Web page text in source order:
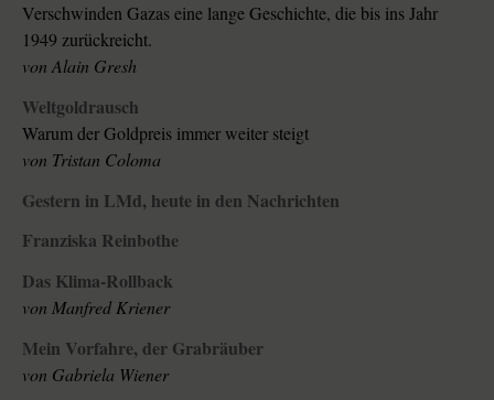
Verschwinden Gazas eine lange Geschichte, die bis ins Jahr
1949 zurückreicht.
von Alain Gresh
Weltgoldrausch
Warum der Goldpreis immer weiter steigt
von Tristan Coloma
Gestern in LMd, heute in den Nachrichten
Franziska Reinbothe
Das Klima-Rollback
von Manfred Kriener
Mein Vorfahre, der Grabräuber
von Gabriela Wiener